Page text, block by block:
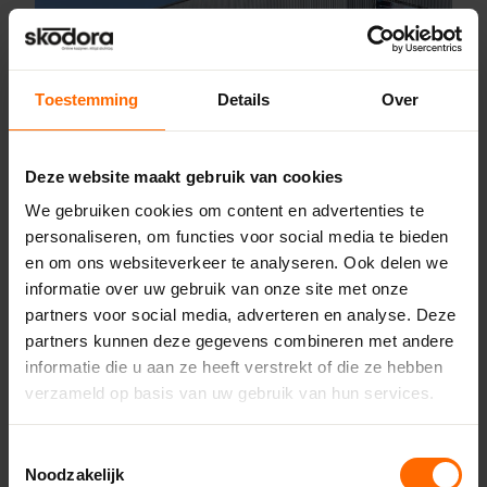
Toestemming Details Over
Deze website maakt gebruik van cookies
We gebruiken cookies om content en advertenties te
personaliseren, om functies voor social media te bieden
en om ons websiteverkeer te analyseren. Ook delen we
informatie over uw gebruik van onze site met onze
partners voor social media, adverteren en analyse. Deze
partners kunnen deze gegevens combineren met andere
informatie die u aan ze heeft verstrekt of die ze hebben
verzameld op basis van uw gebruik van hun services.
Noodzakelijk
Pick-up point
Almere - Goedkoop
Bouwmaterialen
almere@skodora.nl
Selecteren als mijn vestiging